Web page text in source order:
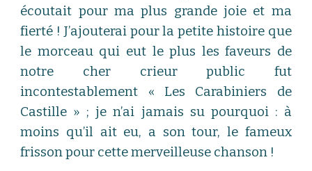
écoutait pour ma plus grande joie et ma
fierté ! J’ajouterai pour la petite histoire que
le morceau qui eut le plus les faveurs de
notre cher crieur public fut
incontestablement « Les Carabiniers de
Castille » ; je n’ai jamais su pourquoi : à
moins qu’il ait eu, a son tour, le fameux
frisson pour cette merveilleuse chanson !